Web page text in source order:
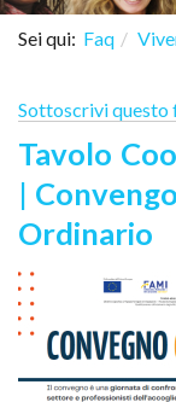
Sei qui: Faq
Sottoscrivi questo
Tavolo
|
Ordinario